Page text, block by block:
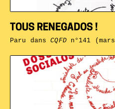
TOUS RENEGADOS !
Paru dansCQFDn°141